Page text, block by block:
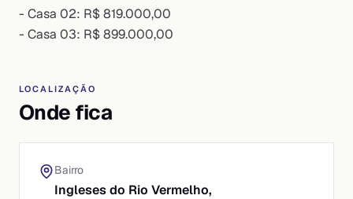
- Casa 02: R$ 819.000,00
- ⁠Casa 03: R$ 899.000,00
LOCALIZAÇÃO
Onde fica
Bairro
Ingleses do Rio Vermelho,